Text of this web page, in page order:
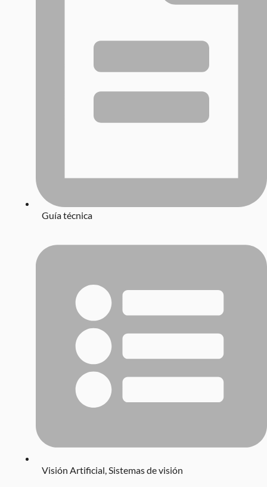
Guía técnica
Visión Artificial,Sistemas de visión